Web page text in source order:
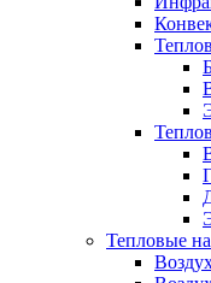
Тепловые